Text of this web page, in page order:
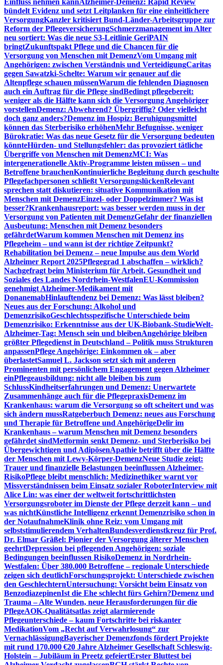
Einfluss nehmen kannAlzheimer-Demenz: Rapid Review
bündelt Evidenz und setzt Leitplanken für eine einheitlichere
VersorgungKanzler kritisiert Bund-Länder-Arbeitsgruppe zur
Reform der PflegeversicherungSchmerzmanagement im Alter
neu sortiert: Was die neue S3-Leitlinie GeriPAIN
bringtZukunftspakt Pflege und die Chancen für die
Versorgung von Menschen mit DemenzVom Umgang mit
Angehörigen: zwischen Verständnis und VerteidigungCaritas
gegen Sawatzki-Schelte: Warum wir genauer auf die
Altenpflege schauen müssenWarum die fehlenden Diagnosen
auch ein Auftrag für die Pflege sindBedingt pflegebereit:
weniger als die Hälfte kann sich die Versorgung Angehöriger
vorstellenDemenz: Abwehrend? Übergriffig? Oder vielleicht
doch ganz anders?Demenz im Hospiz: Beruhigungsmittel
können das Sterberisiko erhöhenMehr Befugnisse, weniger
Bürokratie: Was das neue Gesetz für die Versorgung bedeuten
könnteHürden- und Stellungsfehler: das provoziert tätliche
Übergriffe von Menschen mit DemenzMCI: Was
intergenerationelle Aktiv-Programme leisten müssen – und
Betroffene brauchenKontinuierliche Begleitung durch geschulte
Pflegefachpersonen schließt VersorgungslückenRelevant
sprechen statt diskutieren: situative Kommunikation mit
Menschen mit DemenzEinzel- oder Doppelzimmer? Was ist
besser?Krankenhausreport: was besser werden muss in der
Versorgung von Patienten mit DemenzGefahr der finanziellen
Ausbeutung: Menschen mit Demenz besonders
gefährdetWarum kommen Menschen mit Demenz ins
Pflegeheim – und wann ist der richtige Zeitpunkt?
Rehabilitation bei Demenz – neue Impulse aus dem World
Alzheimer Report 2025Pflegegrad 1 abschaffen – wirklich?
Nachgefragt beim Ministerium für Arbeit, Gesundheit und
Soziales des Landes Nordrhein-WestfalenEU-Kommission
genehmigt Alzheimer-Medikament mit
DonanemabHinlauftendenz bei Demenz: Was lässt bleiben?
Neues aus der Forschung: Alkohol und
DemenzrisikoGeschlechtsspezifische Unterschiede beim
Demenzrisiko: Erkenntnisse aus der UK-Biobank-StudieWelt-
Alzheimer-Tag: Mensch sein und bleibenAngehörige bleiben
größter Pflegedienst in Deutschland – Politik muss Strukturen
anpassenPflege Angehörige: Einkommen ok – aber
überlastetSamuel L. Jackson setzt sich mit anderen
Prominenten mit persönlichem Engagement gegen Alzheimer
einPflegeausbildung: nicht alle bleiben bis zum
SchlussKindheitserfahrungen und Demenz: Unerwartete
Zusammenhänge auch für die PflegepraxisDemenz im
Krankenhaus: warum die Versorgung so oft scheitert und was
sich ändern mussRatgeberbuch Demenz: neues aus Forschung
und Therapie für Betroffene und AngehörigeDelir im
Krankenhaus – warum Menschen mit Demenz besonders
gefährdet sindMetformin senkt Demenz- und Sterberisiko bei
Übergewichtigen und AdipösenApathie betrifft über die Hälfte
der Menschen mit Lewy-Körper-DemenzNeue Studie zeigt:
Trauer und finanzielle Belastungen beeinflussen Alzheimer-
RisikoPflege bleibt menschlich: Medizinethiker warnt vor
Missverständnissen beim Einsatz sozialer RoboterInterview mit
Alice Lin: was einer der weltweit fortschrittlichsten
Versorgungsroboter im Dienste der Pflege derzeit kann – und
was nichtKünstliche Intelligenz erkennt Demenzrisiko schon in
der NotaufnahmeKlinik ohne Reiz: vom Umgang mit
selbststimulierendem VerhaltenBundesverdienstkreuz für Prof.
Dr. Elmar Gräßel: Pionier der Versorgung älterer Menschen
geehrtDepression bei pflegenden Angehörigen: soziale
Bedingungen beeinflussen RisikoDemenz in Nordrhein-
Westfalen: Über 380.000 Betroffene – regionale Unterschiede
zeigen sich deutlichForschungsprojekt: Unterschiede zwischen
den GeschlechternUntersuchung: Vorsicht beim Einsatz von
BenzodiazepinenIst die Ehe schlecht fürs Gehirn?Demenz und
Trauma – Alte Wunden, neue Herausforderungen für die
PflegeAOK-Qualitätsatlas zeigt alarmierende
Pflegeunterschiede – kaum Fortschritte bei riskanter
MedikationVom „Recht auf Verwahrlosung“ zur
VernachlässigungBayerischer Demenzfonds fördert Projekte
mit rund 170.000 €20 Jahre Alzheimer Gesellschaft Schleswig-
Holstein – Jubiläum in Preetz gefeiertErster Bluttest bei